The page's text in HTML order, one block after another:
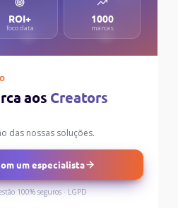
ROI+
foco data
1000
marcas
aos Creators
das nossas soluções.
um especialista
100% seguros · LGPD